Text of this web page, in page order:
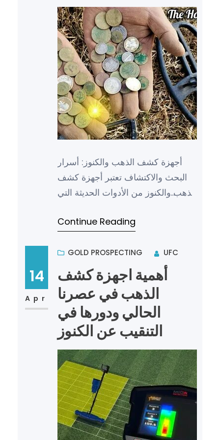
أجهزة كشف الذهب والكنوز: أسرار
البحث والاكتشاف تعتبر أجهزة كشف
الذهب والكنوز من الأدوات الحديثة التي
والاكتشاف عن الكنو…
Continue Reading
14
Apr
GOLD PROSPECTING UFC
أهمية اجهزة كشف
الذهب في عصرنا
الحالي ودورها في
التنقيب عن الكنوز